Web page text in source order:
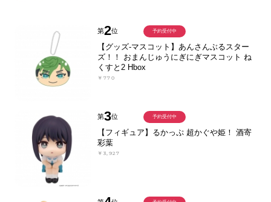
第2位
【グッズ-マスコット】あんさんぶるスター
ズ！！ おまんじゅうにぎにぎマスコット ね
くすと2 Hbox
￥770
予約受付中
第3位
【フィギュア】るかっぷ 超かぐや姫！ 酒寄
彩葉
￥3,927
予約受付中